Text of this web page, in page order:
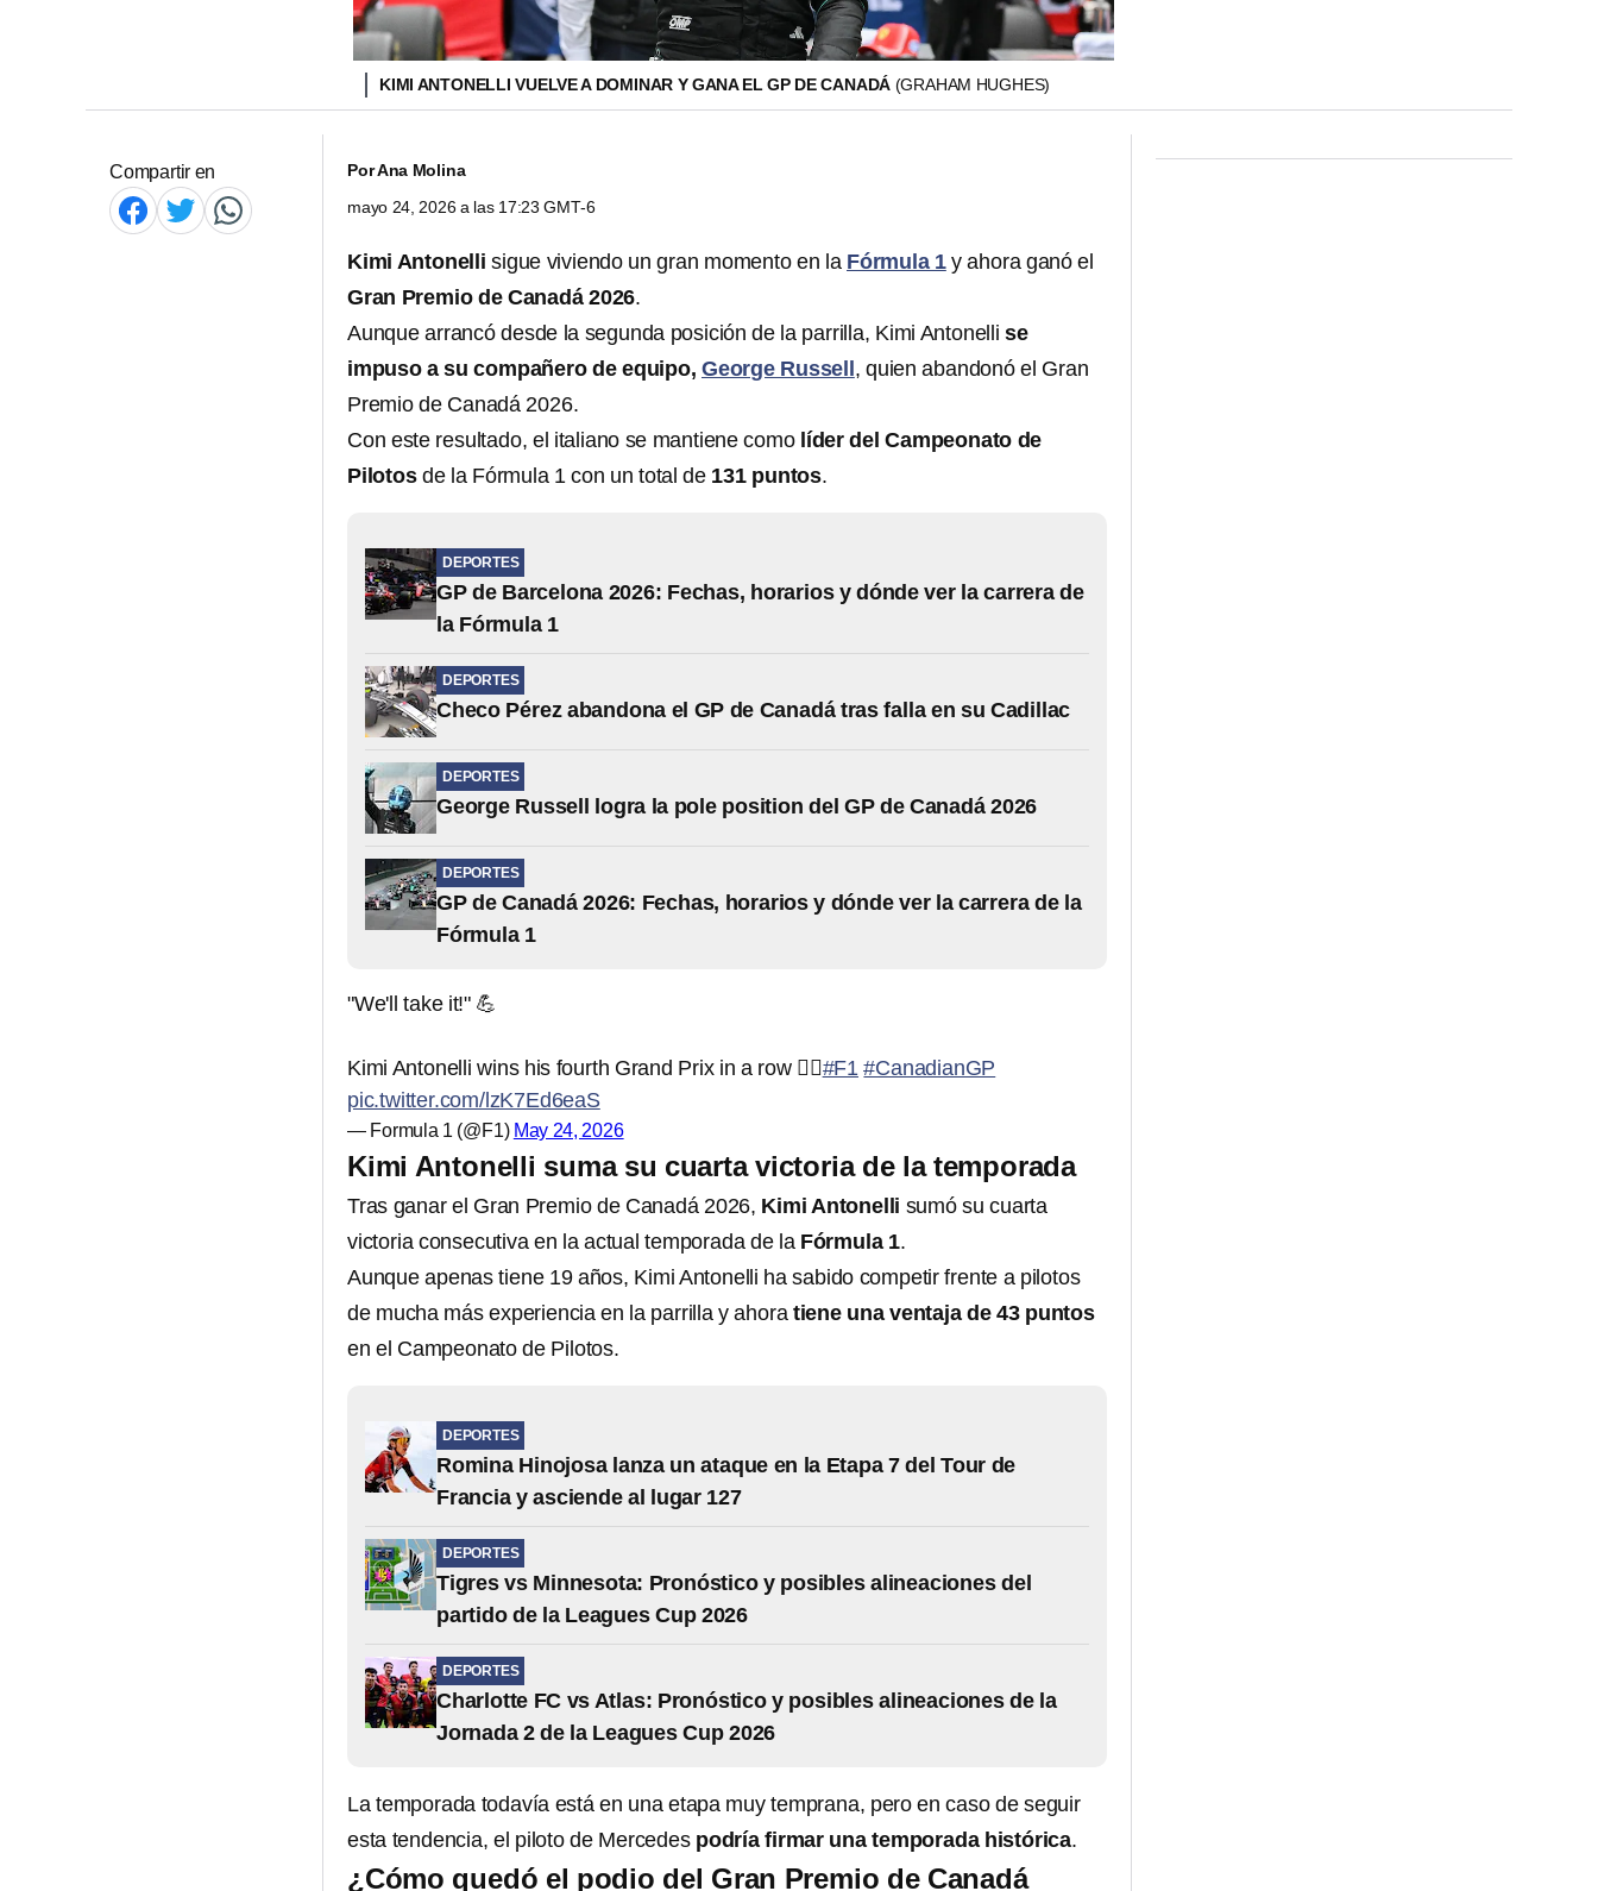
KIMI ANTONELLI VUELVE A DOMINAR Y GANA EL GP DE CANADÁ (GRAHAM HUGHES)
Compartir en PorAna Molina
mayo 24, 2026 a las 17:23 GMT-6
Kimi Antonellisigue viviendo un gran momento en la Fórmula 1y ahora ganó el
Gran Premio de Canadá 2026.
Aunque arrancó desde la segunda posición de la parrilla, Kimi Antonellise
impuso a su compañero de equipo, George Russell , quien abandonó el Gran
Premio de Canadá 2026.
Con este resultado, el italiano se mantiene como líder del Campeonato de
Pilotosde la Fórmula 1 con un total de 131 puntos.
DEPORTES
GP de Barcelona 2026: Fechas, horarios y dónde ver la carrera de
la Fórmula 1
DEPORTES
Checo Pérez abandona el GP de Canadá tras falla en su Cadillac
DEPORTES
George Russell logra la pole position del GP de Canadá 2026
DEPORTES
GP de Canadá 2026: Fechas, horarios y dónde ver la carrera de la
Fórmula 1
"We'll take it!" 💪
Kimi Antonelli wins his fourth Grand Prix in a row 😮‍💨#F1 #CanadianGP
pic.twitter.com/lzK7Ed6eaS
— Formula 1 (@F1) May 24, 2026
Kimi Antonelli suma su cuarta victoria de la temporada
Tras ganar el Gran Premio de Canadá 2026, Kimi Antonelli sumó su cuarta
victoria consecutiva en la actual temporada de la Fórmula 1.
Aunque apenas tiene 19 años, Kimi Antonelli ha sabido competir frente a pilotos
de mucha más experiencia en la parrilla y ahora tiene una ventaja de 43 puntos
en el Campeonato de Pilotos.
DEPORTES
Romina Hinojosa lanza un ataque en la Etapa 7 del Tour de
Francia y asciende al lugar 127
DEPORTES
Tigres vs Minnesota: Pronóstico y posibles alineaciones del
partido de la Leagues Cup 2026
DEPORTES
Charlotte FC vs Atlas: Pronóstico y posibles alineaciones de la
Jornada 2 de la Leagues Cup 2026
La temporada todavía está en una etapa muy temprana, pero en caso de seguir
esta tendencia, el piloto de Mercedes podría firmar una temporada histórica.
¿Cómo quedó el podio del Gran Premio de Canadá